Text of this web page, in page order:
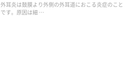
外耳炎は鼓膜より外側の外耳道におこる炎症のこと
です。原因は細 …